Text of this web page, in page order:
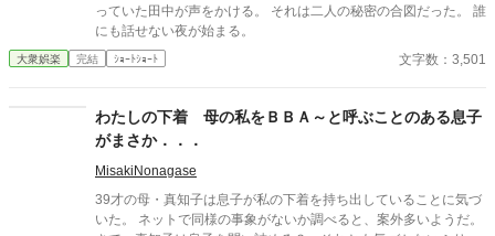
っていた田中が声をかける。 それは二人の秘密の合図だった。 誰
にも話せない夜が始まる。
大衆娯楽 完結 ｼｮｰﾄｼｮｰﾄ 文字数：3,501
わたしの下着 母の私をＢＢＡ～と呼ぶことのある息子
がまさか．．．
MisakiNonagase
39才の母・真知子は息子が私の下着を持ち出していることに気づ
いた。 ネットで同様の事象がないか調べると、案外多いようだ。